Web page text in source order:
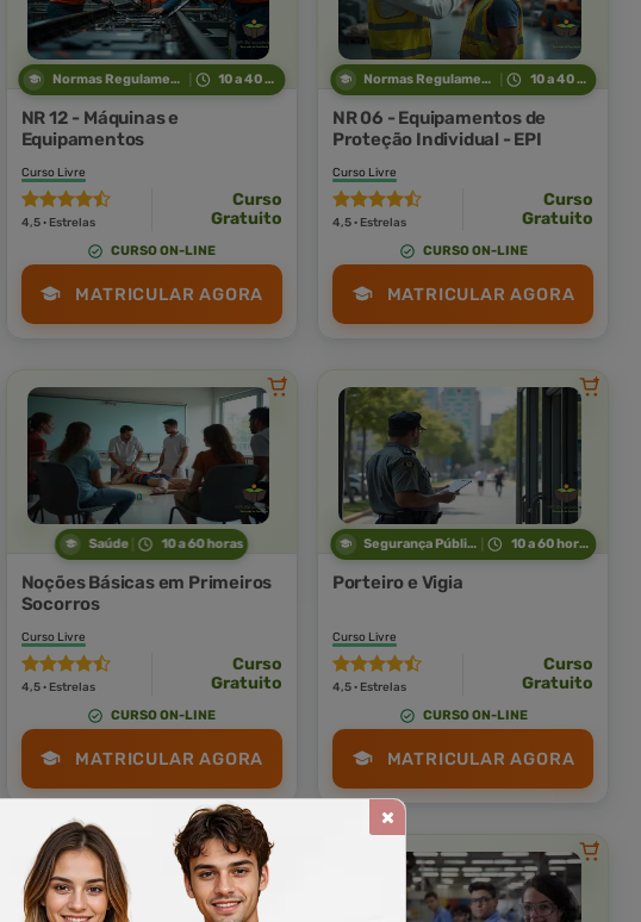
Normas Regulamentadoras 10 a 40 horas
NR 12 - Máquinas e
Equipamentos
Curso Livre
4,5 · Estrelas
Curso
Gratuito
CURSO ON-LINE
MATRICULAR AGORA
Normas Regulamentadoras 10 a 40 horas
NR 06 - Equipamentos de
Proteção Individual - EPI
Curso Livre
4,5 · Estrelas
Curso
Gratuito
CURSO ON-LINE
MATRICULAR AGORA
Saúde 10 a 60 horas
Noções Básicas em Primeiros
Socorros
Curso Livre
4,5 · Estrelas
Curso
Gratuito
CURSO ON-LINE
MATRICULAR AGORA
Segurança Pública 10 a 60 horas
Porteiro e Vigia
Curso Livre
4,5 · Estrelas
Curso
Gratuito
CURSO ON-LINE
MATRICULAR AGORA